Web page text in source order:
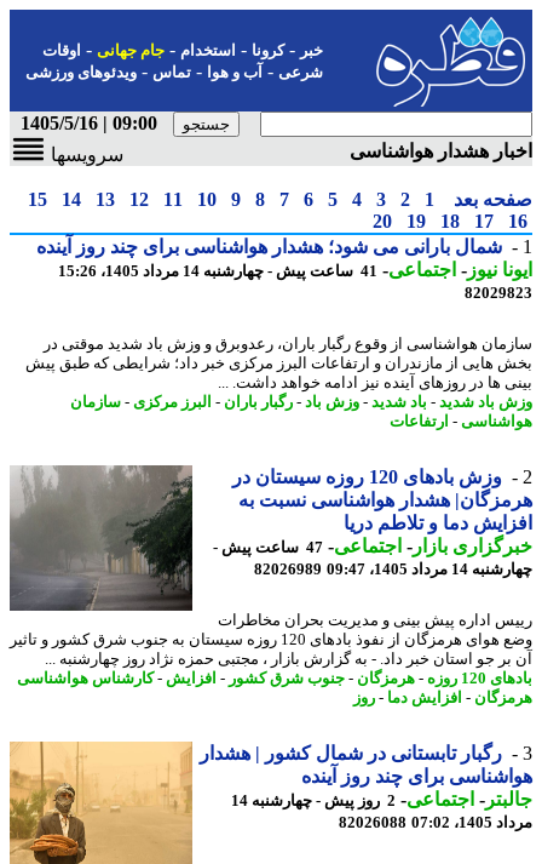
-کرونا-استخدام- جام جهانی-اوقات
شرعی-آب و هوا-تماس-ویدئوهای ورزشی
09:00 | 1405/5/16
هشدار هواشناسی
سرویسها
بعد 1
2
3
4
5
6
7
8
9
10
11
12
13
14
15
17
18
19
20
شمال بارانی می شود؛ هشدار هواشناسی برای چند روز آینده
نیوز-اجتماعی-41 ساعت پیش - چهارشنبه 14 مرداد 1405، 15:26
هواشناسی از وقوع رگبار باران، رعدوبرق و وزش باد شدید موقتی در
هایی از مازندران و ارتفاعات البرز مرکزی خبر داد؛ شرایطی که طبق پیش
ها در روزهای آینده نیز ادامه خواهد داشت. ...
باد شدید-باد شدید-وزش باد- رگبار باران- البرز مرکزی - سازمان
-ارتفاعات
وزش بادهای 120 روزه سیستان در
هشدار هواشناسی نسبت به
دما و تلاطم دریا
بازار- اجتماعی-
47 ساعت پیش -
مرداد 1405، 09:47
82026989
اداره پیش بینی و مدیریت بحران مخاطرات
وضع هوای هرمزگان از نفوذ بادهای 120 روزه سیستان به جنوب شرق کشور و تاثیر
جو استان خبر داد. - به گزارش بازار ، مجتبی حمزه نژاد روز چهارشنبه ...
روزه
-هرمزگان -جنوب شرق کشور-افزایش -کارشناس هواشناسی
-افزایش دما-روز
رگبار تابستانی در شمال کشور | هشدار
برای چند روز آینده
-اجتماعی-
2 روز پیش - چهارشنبه 14
07:02
82026088